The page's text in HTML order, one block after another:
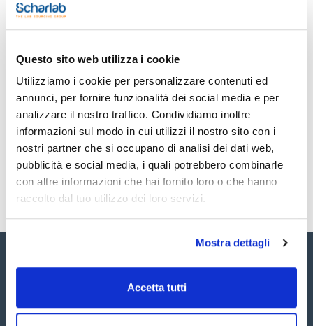
Questo sito web utilizza i cookie
Utilizziamo i cookie per personalizzare contenuti ed
annunci, per fornire funzionalità dei social media e per
analizzare il nostro traffico. Condividiamo inoltre
informazioni sul modo in cui utilizzi il nostro sito con i
nostri partner che si occupano di analisi dei dati web,
pubblicità e social media, i quali potrebbero combinarle
con altre informazioni che hai fornito loro o che hanno
raccolto dal tuo utilizzo dei loro servizi.
Mostra dettagli
Accetta tutti
Documentazione tecnica
TDS / Scheda tecnica
Registrati per i download
Registrati per i download
Sicurezza
Registrati per i download